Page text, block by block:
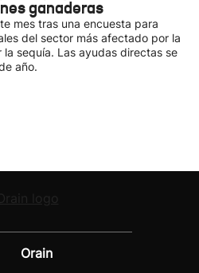
ganaderas
mes tras una encuesta para
del sector más afectado por la
sequía. Las ayudas directas se
año.
Orain